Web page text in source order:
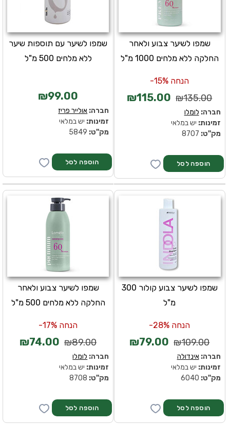
שמפו לשיער עם תוספות שיער
ללא מלחים 500 מ"ל
₪99.00
חברה: אולייר פריז
זמינות: יש במלאי
מק''ט:
שמפו לשיער צבוע ולאחר
החלקה ללא מלחים 1000 מ"ל
הנחה 15%-
₪135.00
₪115.00
חברה: לומלו
זמינות: יש במלאי
מק''ט:
שמפו לשיער צבוע ולאחר
החלקה ללא מלחים 500 מ"ל
הנחה 17%-
₪89.00
₪74.00
חברה: לומלו
זמינות: יש במלאי
מק''ט:
שמפו לשיער צבוע קולור 300
מ"ל
הנחה 28%-
₪109.00
₪79.00
חברה:אינדולה
זמינות: יש במלאי
מק''ט: